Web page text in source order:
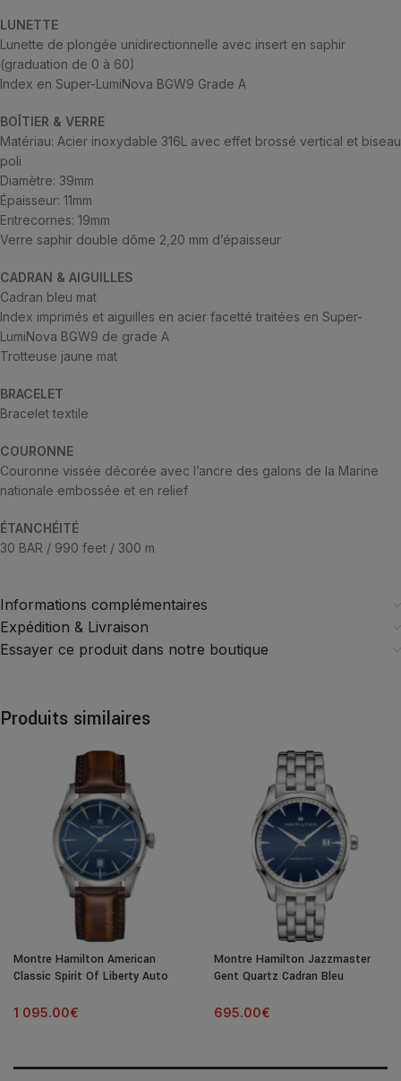
LUNETTE
Lunette de plongée unidirectionnelle avec insert en saphir
(graduation de 0 à 60)
Index en Super-LumiNova BGW9 Grade A
BOÎTIER & VERRE
Matériau: Acier inoxydable 316L avec effet brossé vertical et biseau
poli
Diamètre: 39mm
Épaisseur: 11mm
Entrecornes: 19mm
Verre saphir double dôme 2,20 mm d’épaisseur
CADRAN & AIGUILLES
Cadran bleu mat
Index imprimés et aiguilles en acier facetté traitées en Super-
LumiNova BGW9 de grade A
Trotteuse jaune mat
BRACELET
Bracelet textile
COURONNE
Couronne vissée décorée avec l’ancre des galons de la Marine
nationale embossée et en relief
ÉTANCHÉITÉ
30 BAR / 990 feet / 300 m
Informations complémentaires
Expédition & Livraison
Essayer ce produit dans notre boutique
Produits similaires
Montre Hamilton American
Classic Spirit Of Liberty Auto
1 095.00€
Montre Hamilton Jazzmaster
Gent Quartz Cadran Bleu
695.00€